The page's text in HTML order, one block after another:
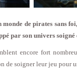
de pirates sans
par son univers
encore fort
de soigner leur jeu pour